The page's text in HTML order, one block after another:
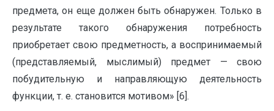
предмета, он еще должен быть обнаружен. Только в
результате такого обнаружения потребность
приобретает свою предметность, а воспринимаемый
(представляемый, мыслимый) предмет — свою
побудительную и направляющую деятельность
функции, т. е. становится мотивом» [6].